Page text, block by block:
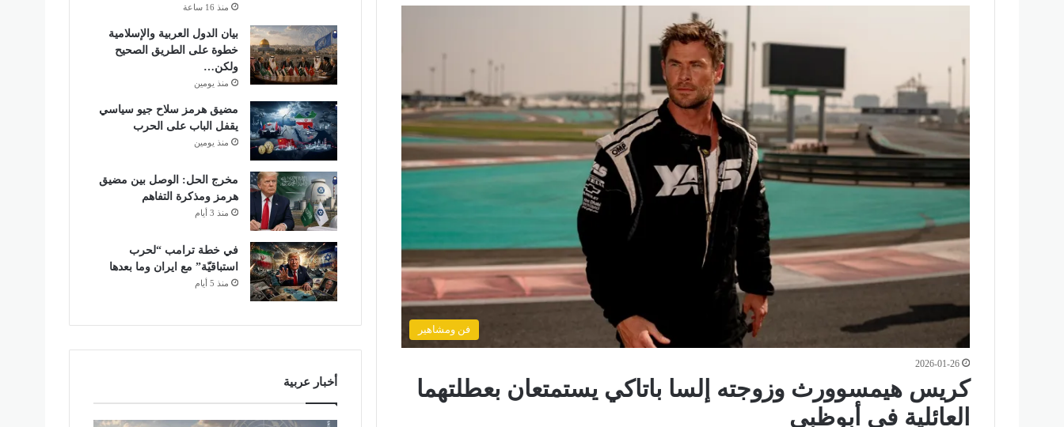
فن ومشاهير
2026-01-26
كريس هيمسوورث وزوجته إلسا باتاكي يستمتعان بعطلتهما
العائلية في أبوظبي
منذ 16 ساعة
بيان الدول العربية والإسلامية
خطوة على الطريق الصحيح
ولكن…
منذ يومين
مضيق هرمز سلاح جيو سياسي
يقفل الباب على الحرب
منذ يومين
مخرج الحل: الوصل بين مضيق
هرمز ومذكرة التفاهم
منذ 3 أيام
في خطة ترامب “لحرب
استباقيّة” مع ايران وما بعدها
منذ 5 أيام
أخبار عربية